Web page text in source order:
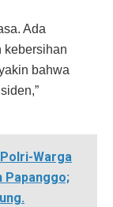
Ada
kebersihan
bahwa
Warga
Papanggo;